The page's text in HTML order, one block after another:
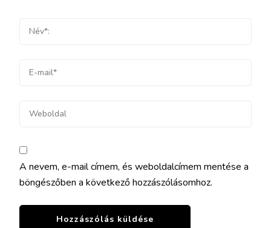
A nevem, e-mail címem, és weboldalcímem mentése a
böngészőben a következő hozzászólásomhoz.